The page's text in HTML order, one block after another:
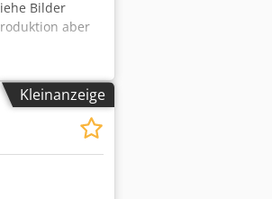
Bilder
aber
Kleinanzeige